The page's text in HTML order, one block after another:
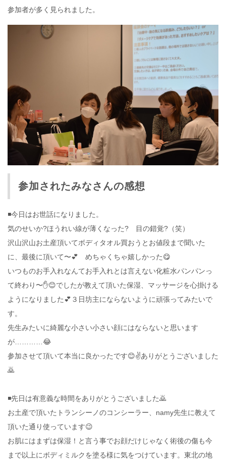
参加者が多く見られました。
参加されたみなさんの感想
◾️今日はお世話になりました。
気のせいか?ほうれい線が薄くなった? 目の錯覚?（笑）
沢山沢山お土産頂いてボディタオル買おうとお値段まで聞いた
に、最後に頂いて〜💕 めちゃくちゃ嬉しかった😋
いつものお手入れなんてお手入れとは言えない化粧水パンパンっ
て終わり〜✋😊でしたが教えて頂いた保湿、マッサージを心掛ける
ようになりました💕３日坊主にならないように頑張ってみたいで
す。
先生みたいに綺麗な小さい小さい顔にはならないと思います
が…………😂
参加させて頂いて本当に良かったです😊✌ありがとうございました
🙇
◾️先日は有意義な時間をありがとうございました🙇
お土産で頂いたトランシーノのコンシーラー、namy先生に教えて
頂いた通り使っています😉
お肌にはまずは保湿！と言う事でお顔だけじゃなく術後の傷も今
まで以上にボディミルクを塗る様に気をつけています。東北の地